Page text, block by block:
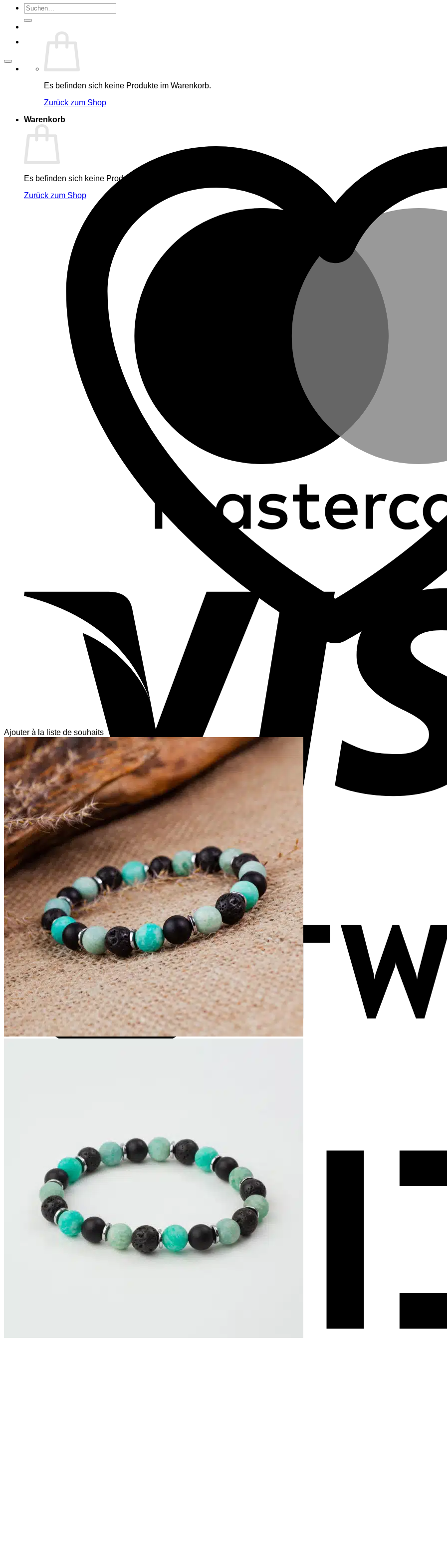
Suche
nach:
Es befinden sich keine Produkte im Warenkorb.
Zurück zum Shop
Warenkorb
Es befinden sich keine Produkte im Warenkorb.
Zurück zum Shop
Ajouter à la liste de souhaits